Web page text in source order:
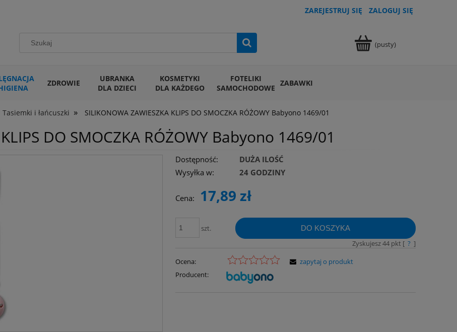
ZAREJESTRUJ SIĘ ZALOGUJ SIĘ
(pusty)
ZDROWIE
UBRANKA
DLA DZIECI
KOSMETYKI
DLA KAŻDEGO
FOTELIKI
SAMOCHODOWE ZABAWKI
Tasiemki i łańcuszki » SILIKONOWA ZAWIESZKA KLIPS DO SMOCZKA RÓŻOWY Babyono 1469/01
DO SMOCZKA RÓŻOWY Babyono 1469/01
Dostępność:
DUŻA ILOŚĆ
Wysyłka w:
24 GODZINY
Cena: 17,89 zł
szt. DO KOSZYKA
Zyskujesz44pkt [ ? ]
Ocena:
Producent:
zapytaj o produkt